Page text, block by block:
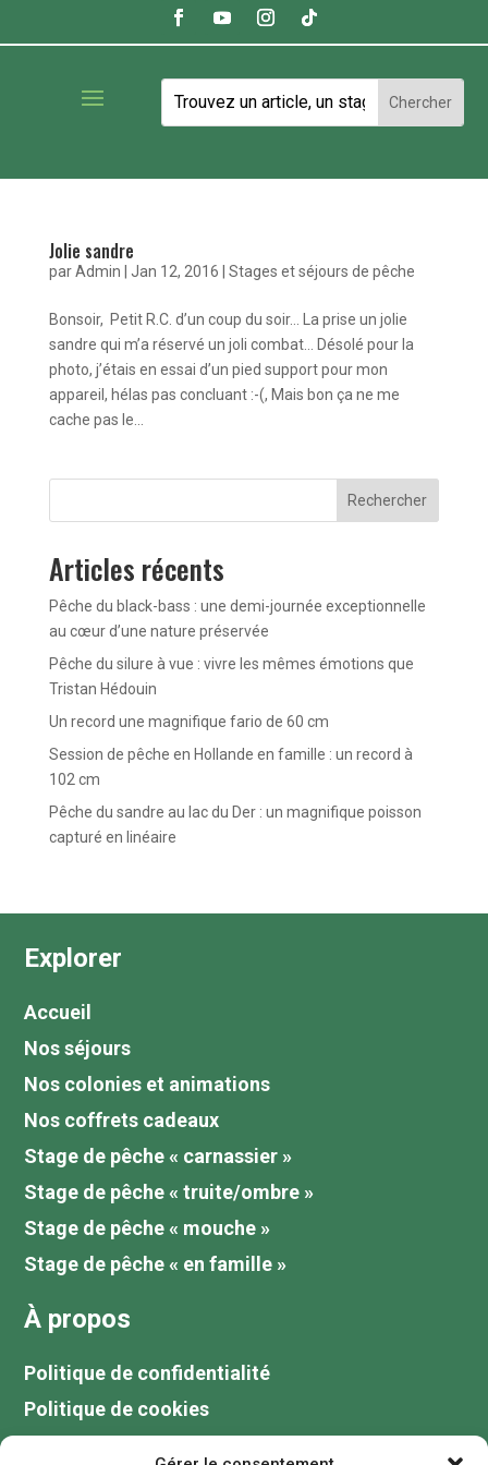
Jolie sandre
parAdmin Jan 12, 2016 Stages et séjours de pêche
Bonsoir, Petit R.C. d’un coup du soir… La prise un jolie
sandre qui m’a réservé un joli combat… Désolé pour la
photo, j’étais en essai d’un pied support pour mon
appareil, hélas pas concluant :-(, Mais bon ça ne me
cache pas le...
Rechercher
Articles récents
Pêche du black-bass : une demi-journée exceptionnelle
au cœur d’une nature préservée
Pêche du silure à vue : vivre les mêmes émotions que
Tristan Hédouin
Un record une magnifique fario de 60 cm
Session de pêche en Hollande en famille : un record à
102 cm
Pêche du sandre au lac du Der : un magnifique poisson
capturé en linéaire
Explorer
Accueil
Nos séjours
Nos colonies et animations
Nos coffrets cadeaux
Stage de pêche « carnassier »
Stage de pêche « truite/ombre »
Stage de pêche « mouche »
Stage de pêche « en famille »
À propos
Politique de confidentialité
Politique de cookies